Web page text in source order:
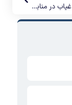
تاثیر حضور و غیاب در منابع انسانی